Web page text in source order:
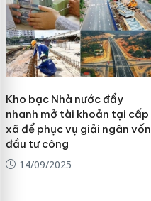
Kho bạc Nhà nước đẩy
nhanh mở tài khoản tại cấp
xã để phục vụ giải ngân vốn
đầu tư công
14/09/2025